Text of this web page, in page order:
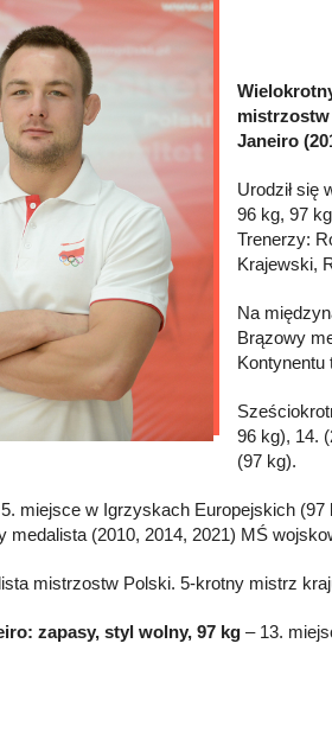
Janeiro
Urodził się
96 kg, 97
Trenerzy:
Krajewski,
Na
Brązowy
Kontynentu
96 kg), 14.
(97 kg).
5. miejsce w Igrzyskach Europejskich
medalista (2010, 2014, 2021) MŚ
mistrzostw Polski. 5-krotny mistrz
zapasy, styl wolny, 97 kg – 13.